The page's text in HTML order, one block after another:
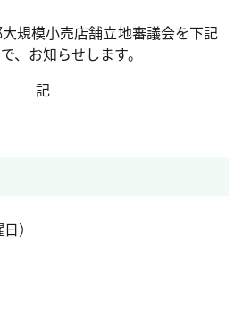
規模小売店舗立地審議会を下記
、お知らせします。
記
）